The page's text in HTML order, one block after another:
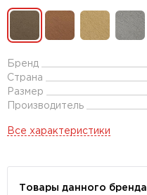
Бренд
Страна
Размер
Производитель
Все характеристики
Товары данного бренда